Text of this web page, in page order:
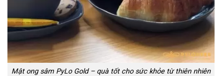
Mật ong sâm PyLo Gold – quà tốt cho sức khỏe từ thiên nhiên